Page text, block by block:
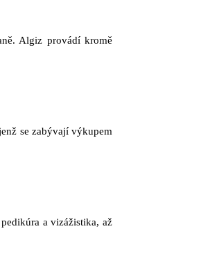
Algiz provádí kromě
se zabývají výkupem
a vizážistika, až